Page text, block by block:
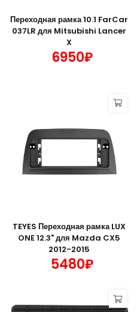
Переходная рамка 10.1 FarCar
037LR для Mitsubishi Lancer
X
6950₽
TEYES Переходная рамка LUX
ONE 12.3" для Mazda CX5
2012-2015
5480₽